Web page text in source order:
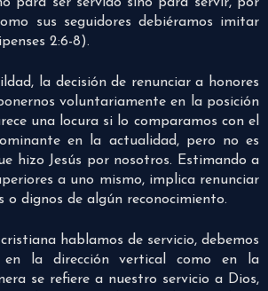
para ser servido sino para servir, por
sus seguidores debiéramos imitar
2:6-8).
la decisión de renunciar a honores
voluntariamente en la posición
una locura si lo comparamos con el
en la actualidad, pero no es
hizo Jesús por nosotros. Estimando a
a uno mismo, implica renunciar
o dignos de algún reconocimiento.
hablamos de servicio, debemos
en la dirección vertical como en la
se refiere a nuestro servicio a Dios,